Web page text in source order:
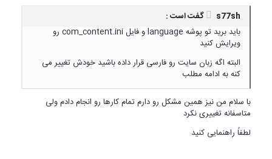
s77sh گفت است :
باید برید تو پوشه language و فایل com_content.ini رو
ویرایش کنید
البته اگه زبان سایت رو فارسی قرار داده باشید خودش تغییر می
کنه به ادامه مطلب
با سلام من نیز همین مشکل رو دارم تمام کارها رو انجام دادم ولی
متاسفانه تغییری نکرد
لطفاً راهنمایی کنید